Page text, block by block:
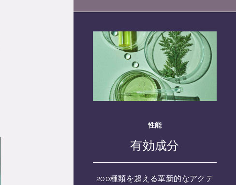
性能
有効成分
200種類を超える革新的なアクテ